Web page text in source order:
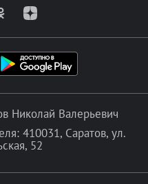
Николай Валерьевич
410031, Саратов, ул.
52